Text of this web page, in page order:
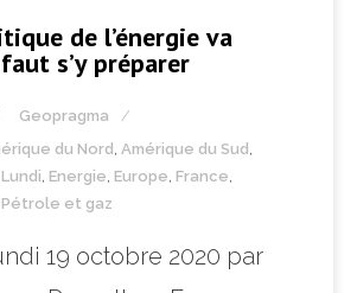
de l’énergie va
s’y préparer
Geopragma
du Nord , Amérique du Sud ,
, Energie, Europe, France,
Pétrole et gaz
19 octobre 2020 par